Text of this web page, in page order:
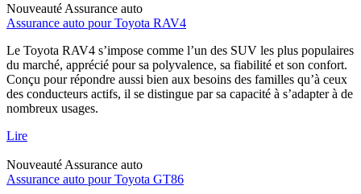
Nouveauté Assurance auto
Assurance auto pour Toyota RAV4
Le Toyota RAV4 s’impose comme l’un des SUV les plus populaires
du marché, apprécié pour sa polyvalence, sa fiabilité et son confort.
Conçu pour répondre aussi bien aux besoins des familles qu’à ceux
des conducteurs actifs, il se distingue par sa capacité à s’adapter à de
nombreux usages.
Lire
Nouveauté Assurance auto
Assurance auto pour Toyota GT86